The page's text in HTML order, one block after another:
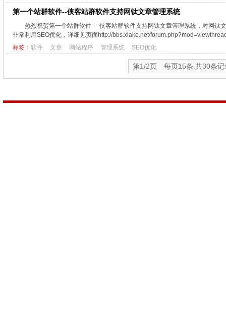
第一个站群软件--侠客站群软件支持网钛文章管理系统
热烈祝贺第一个站群软件----侠客站群软件支持网钛文章管理系统，对网
非常利用SEO优化，详细见页面http://bbs.xiake.net/
标签： 软件 文章 网站程序 管理系统 SEO优化
第1/2页 每页15条,共30条记